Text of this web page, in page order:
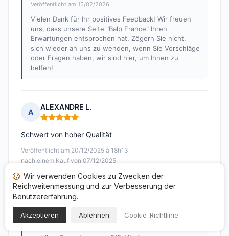
Veröffentlicht am 15/02/2026
Vielen Dank für Ihr positives Feedback! Wir freuen
uns, dass unsere Seite "Balp France" Ihren
Erwartungen entsprochen hat. Zögern Sie nicht,
sich wieder an uns zu wenden, wenn Sie Vorschläge
oder Fragen haben, wir sind hier, um Ihnen zu
helfen!
A
ALEXANDRE L.
Hinweis: 5 von 5
Veröffentlicht am 20/12/2025 à 18h13
nach einem Kauf von 07/12/2025
Schwert von hoher Qualität
Übersetzte Bewertungen
Antwort von Balp France
Veröffentlicht am 15/02/2026
Wir verwenden Cookies zu Zwecken der
Reichweitenmessung und zur Verbesserung der
Benutzererfahrung.
Akzeptieren Ablehnen Cookie-Richtlinie